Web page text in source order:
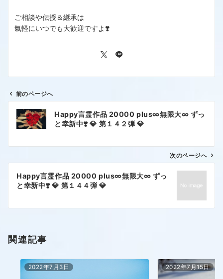
ご相談や伝授＆継承は
氣軽にいつでも大歓迎ですよ❣️
前のページへ
Happy言霊作品 20000 plus∞無限大∞ ずっ
と幸新中❣️ 💎 第１４２弾 💎
次のページへ
Happy言霊作品 20000 plus∞無限大∞ ずっ
と幸新中❣️ 💎 第１４４弾 💎
関連記事
2022年7月3日 2022年7月15日